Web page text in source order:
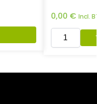
0,00 € Incl.